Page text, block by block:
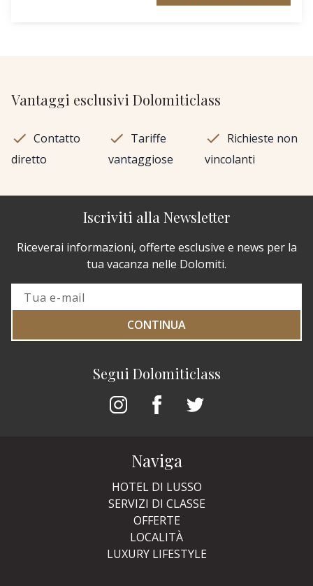
Vantaggi esclusivi Dolomiticlass
Contatto
diretto
Tariffe
vantaggiose
Richieste non
vincolanti
Segui Dolomiticlass
Iscriviti alla Newsletter
Riceverai informazioni, offerte esclusive e news per la
tua vacanza nelle Dolomiti.
CONTINUA
Naviga
HOTEL DI LUSSO
SERVIZI DI CLASSE
OFFERTE
LOCALITÀ
LUXURY LIFESTYLE